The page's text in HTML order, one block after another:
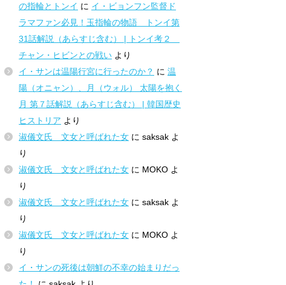
の指輪とトンイ に イ・ビョンフン監督ド
ラマファン必見！玉指輪の物語 トンイ第
31話解説（あらすじ含む） | トンイ考２
チャン・ヒビンとの戦い より
イ・サンは温陽行宮に行ったのか？ に 温
陽（オニャン）、月（ウォル） 太陽を抱く
月 第７話解説（あらすじ含む） | 韓国歴史
ヒストリア より
淑儀文氏 文女と呼ばれた女 に saksak よ
り
淑儀文氏 文女と呼ばれた女 に MOKO よ
り
淑儀文氏 文女と呼ばれた女 に saksak よ
り
淑儀文氏 文女と呼ばれた女 に MOKO よ
り
イ・サンの死後は朝鮮の不幸の始まりだっ